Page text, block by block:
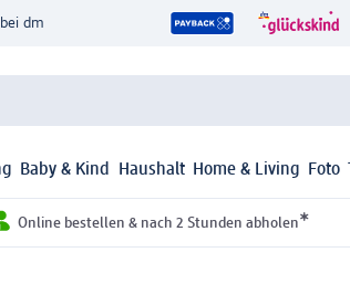
dm
Baby & Kind Haushalt Home & Living Foto
Online bestellen & nach 2 Stunden abholen*